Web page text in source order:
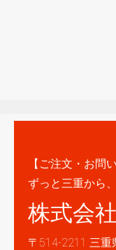
【ご注文・お問
ずっと三重から
株式会
〒514-2211 三重